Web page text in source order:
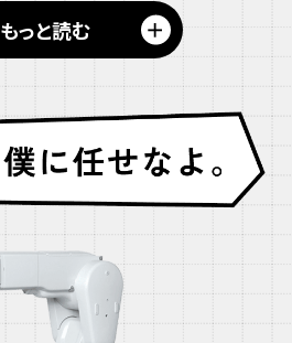
用モータを主力製品として
して、シーケンサ、サー
機械を動かすためのさまざ
になりました。
見る
もっと読む ＋